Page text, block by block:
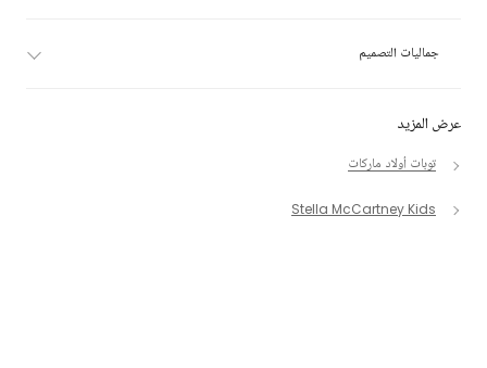
عرض المزيد
توبات أولاد ماركات
Stella McCartney Kids
جماليات التصميم